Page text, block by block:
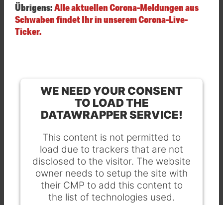
Übrigens:Alle aktuellen Corona-Meldungen aus
Schwaben findet Ihr in unserem Corona-Live-
Ticker.
WE NEED YOUR CONSENT
TO LOAD THE
DATAWRAPPER SERVICE!
This content is not permitted to
load due to trackers that are not
disclosed to the visitor. The website
owner needs to setup the site with
their CMP to add this content to
the list of technologies used.